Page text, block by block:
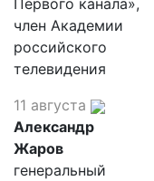
Первого канала»,
член Академии
российского
телевидения
11 августа
Александр
Жаров
генеральный